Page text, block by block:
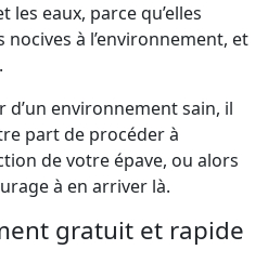
les eaux, parce qu’elles
à l’environnement, et
d’un environnement sain, il
part de procéder à
de votre épave, ou alors
à en arriver là.
gratuit et rapide